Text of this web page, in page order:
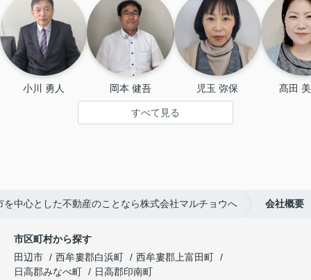
小川 勇人 岡本 健吾 児玉 弥保 髙田
すべて見る
を中心とした不動産のことなら株式会社マルチョウへ 会社概要
市区町村から探す
田辺市
西牟婁郡白浜町
西牟婁郡上富田町
日高郡みなべ町
日高郡印南町